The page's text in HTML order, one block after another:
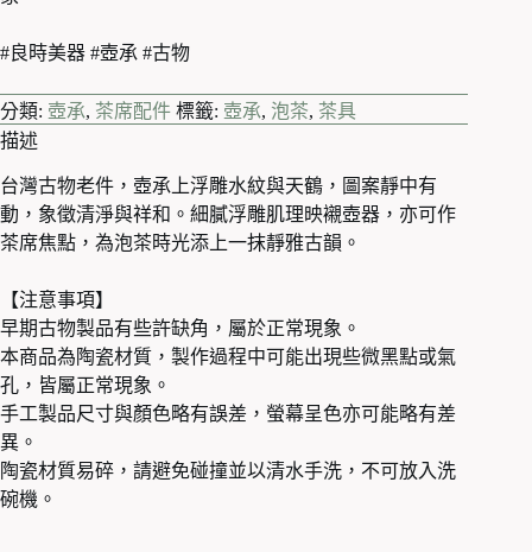
#良時美器 #壺承 #古物
分類: 壺承, 茶席配件 標籤: 壺承, 泡茶, 茶具
描述
台灣古物老件，壺承上浮雕水紋與天鶴，圖案靜中有
動，象徵清淨與祥和。細膩浮雕肌理映襯壺器，亦可作
茶席焦點，為泡茶時光添上一抹靜雅古韻。
【注意事項】
早期古物製品有些許缺角，屬於正常現象。
本商品為陶瓷材質，製作過程中可能出現些微黑點或氣
孔，皆屬正常現象。
手工製品尺寸與顏色略有誤差，螢幕呈色亦可能略有差
異。
陶瓷材質易碎，請避免碰撞並以清水手洗，不可放入洗
碗機。